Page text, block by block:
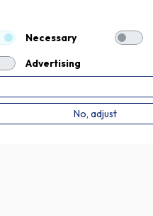
Necessary
Advertising
No, adjust